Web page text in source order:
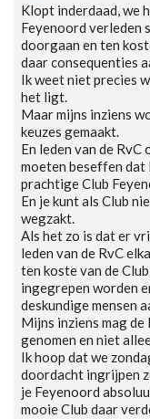
Klopt inderdaad, we
Feyenoord verleden
doorgaan en ten
daar consequenties
Ik weet niet precies
het ligt.
Maar mijns inziens
keuzes gemaakt.
En leden van de
moeten beseffen
prachtige Club
En je kunt als Club
wegzakt.
Als het zo is dat er
leden van de RvC
ten koste van de
ingegrepen worden
deskundige mensen
Mijns inziens mag
genomen en niet
Ik hoop dat we
doordacht ingrijpen
je Feyenoord
mooie Club daar